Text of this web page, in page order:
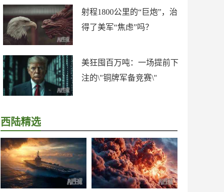
射程1800公里的“巨炮”，治
得了美军“焦虑”吗？
美狂囤百万吨：一场提前下
注的\"铜牌军备竞赛\"
西陆精选